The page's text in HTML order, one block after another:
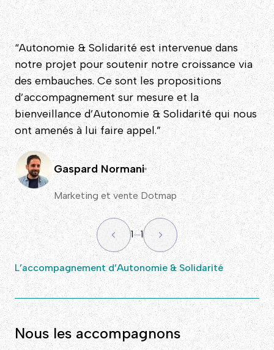
“Autonomie & Solidarité est intervenue dans
notre projet pour soutenir notre croissance via
des embauches. Ce sont les propositions
d’accompagnement sur mesure et la
bienveillance d’Autonomie & Solidarité qui nous
ont amenés à lui faire appel.”
Gaspard Normani
Marketing et vente Dotmap
1 1
L’accompagnement d’Autonomie & Solidarité
Nous les accompagnons